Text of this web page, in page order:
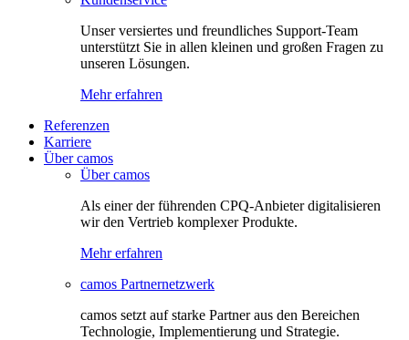
Unser versiertes und freundliches Support-Team
unterstützt Sie in allen kleinen und großen Fragen zu
unseren Lösungen.
Mehr erfahren
Referenzen
Karriere
Über camos
Über camos
Als einer der führenden CPQ-Anbieter digitalisieren
wir den Vertrieb komplexer Produkte.
Mehr erfahren
camos Partnernetzwerk
camos setzt auf starke Partner aus den Bereichen
Technologie, Implementierung und Strategie.